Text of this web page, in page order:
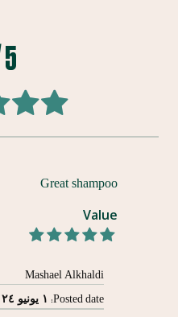
5 / 5
Mashael Alkhaldi
Posted date: ١ يونيو ٢٠٢٤ م
Great shampoo
Value